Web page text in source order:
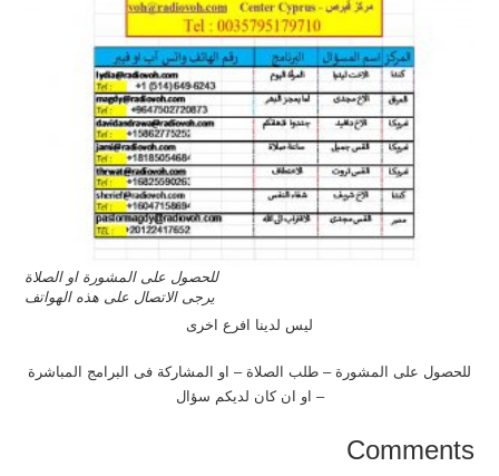
للحصول على المشورة او الصلاة
يرجى الاتصال على هذه الهواتف
ليس لدينا افرع اخرى
للحصول على المشورة – طلب الصلاة – او المشاركة فى البرامج المباشرة
– او ان كان لديكم سؤال
Comments